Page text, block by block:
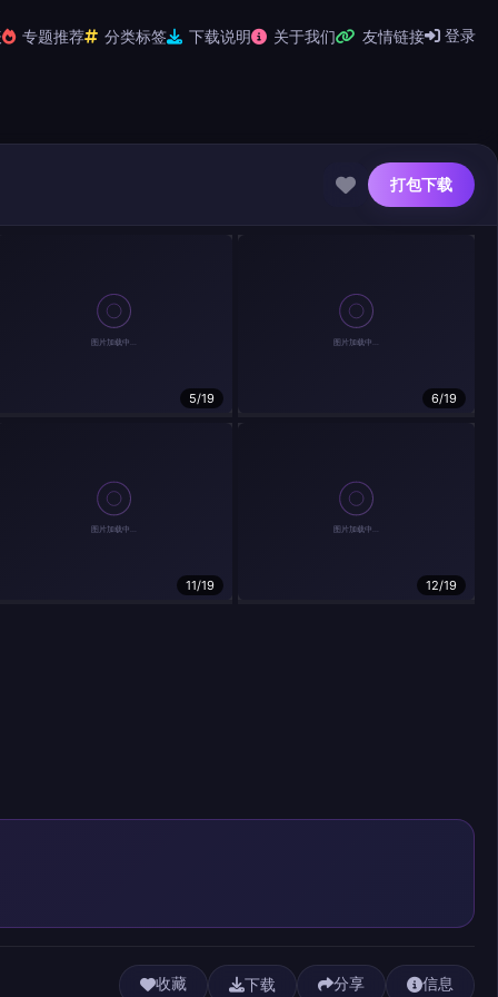
登录
专题推荐 分类标签 下载说明 关于我们 友情链接
打包下载
5/19 6/19
11/19 12/19
收藏 下载 分享 信息